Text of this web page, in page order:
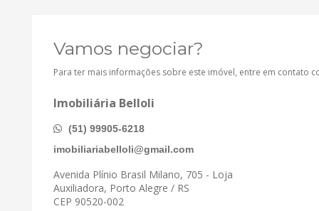
Vamos negociar?
Para ter mais informações sobre este imóvel, entre em contato
Imobiliária Belloli
(51) 99905-6218
imobiliariabelloli@gmail.com
Avenida Plínio Brasil Milano, 705 - Loja
Auxiliadora, Porto Alegre / RS
CEP 90520-002